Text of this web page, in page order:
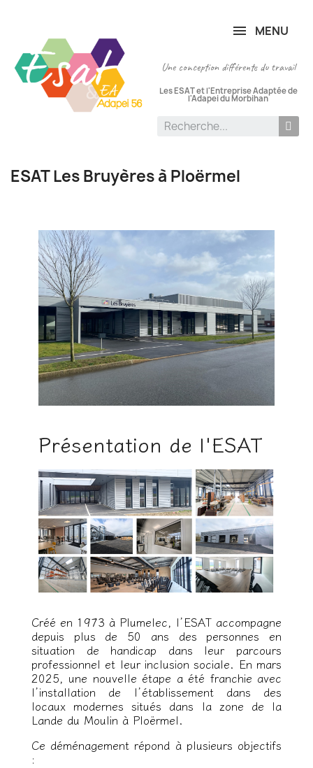
MENU
Une conception différente du travail
Les ESAT et l'Entreprise Adaptée de
l'Adapei du Morbihan
ESAT Les Bruyères à Ploërmel
Présentation de l'ESAT
Créé en 1973 à Plumelec, l’ESAT accompagne
depuis plus de 50 ans des personnes en
situation de handicap dans leur parcours
professionnel et leur inclusion sociale. En mars
2025, une nouvelle étape a été franchie avec
l’installation de l’établissement dans des
locaux modernes situés dans la zone de la
Lande du Moulin à Ploërmel.
Ce déménagement répond à plusieurs objectifs
: